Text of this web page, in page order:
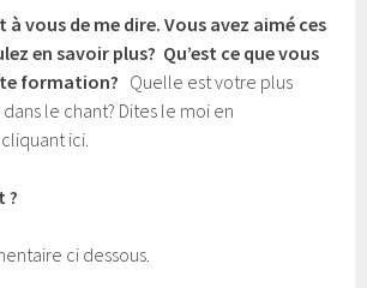
à vous de me dire. ​Vous avez aimé ces
en savoir plus? Qu’est ce que vous
formation? Quelle est votre plus
le chant? Dites le moi en
ici.
?
ci dessous.